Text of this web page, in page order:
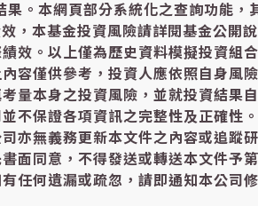
。本網頁部分系統化之查詢功能，
，本基金投資風險請詳閱基金公開說
效。以上僅為歷史資料模擬投資組
容僅供參考，投資人應依照自身風
量本身之投資風險，並就投資結果
不保證各項資訊之完整性及正確性
亦無義務更新本文件之內容或追蹤
面同意，不得發送或轉送本文件予
任何遺漏或疏忽，請即通知本公司修